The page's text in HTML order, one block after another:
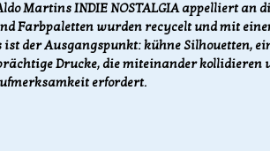
Martins INDIE NOSTALGIA appelliert an
Farbpaletten wurden recycelt und mit
ist der Ausgangspunkt: kühne Silhouetten,
Drucke, die miteinander kollidieren
erfordert.